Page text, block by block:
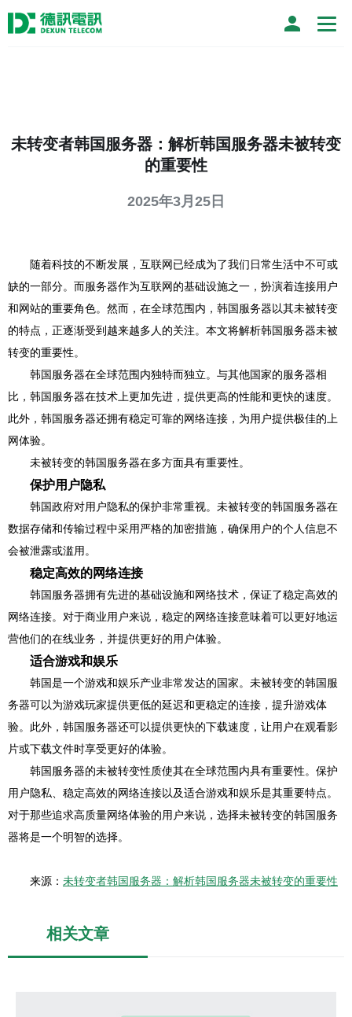
未转变者韩国服务器：解析韩国服务器未被转变
的重要性
2025年3月25日
随着科技的不断发展，互联网已经成为了我们日常生活中不可或
缺的一部分。而服务器作为互联网的基础设施之一，扮演着连接用户
和网站的重要角色。然而，在全球范围内，韩国服务器以其未被转变
的特点，正逐渐受到越来越多人的关注。本文将解析韩国服务器未被
转变的重要性。
韩国服务器在全球范围内独特而独立。与其他国家的服务器相
比，韩国服务器在技术上更加先进，提供更高的性能和更快的速度。
此外，韩国服务器还拥有稳定可靠的网络连接，为用户提供极佳的上
网体验。
未被转变的韩国服务器在多方面具有重要性。
保护用户隐私
韩国政府对用户隐私的保护非常重视。未被转变的韩国服务器在
数据存储和传输过程中采用严格的加密措施，确保用户的个人信息不
会被泄露或滥用。
稳定高效的网络连接
韩国服务器拥有先进的基础设施和网络技术，保证了稳定高效的
网络连接。对于商业用户来说，稳定的网络连接意味着可以更好地运
营他们的在线业务，并提供更好的用户体验。
适合游戏和娱乐
韩国是一个游戏和娱乐产业非常发达的国家。未被转变的韩国服
务器可以为游戏玩家提供更低的延迟和更稳定的连接，提升游戏体
验。此外，韩国服务器还可以提供更快的下载速度，让用户在观看影
片或下载文件时享受更好的体验。
韩国服务器的未被转变性质使其在全球范围内具有重要性。保护
用户隐私、稳定高效的网络连接以及适合游戏和娱乐是其重要特点。
对于那些追求高质量网络体验的用户来说，选择未被转变的韩国服务
器将是一个明智的选择。
来源： 未转变者韩国服务器：解析韩国服务器未被转变的重要性
相关文章